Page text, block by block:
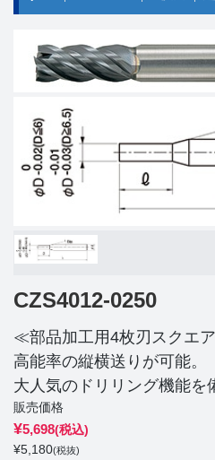
カタロ
CZS4012-0250
≪部品加工用4枚刃スクエ
高能率の縦横送りが可能。
大人気のドリリング機能を
販売価格
¥5,698(税込)
¥5,180(税抜)